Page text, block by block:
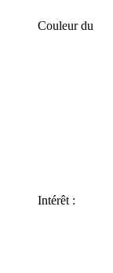
Couleur du
Intérêt :